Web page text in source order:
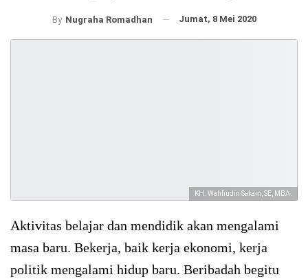
By Nugraha Romadhan Jumat, 8 Mei 2020
KH. Wahfiudin Sakam, SE, MBA.
Aktivitas belajar dan mendidik akan mengalami
masa baru. Bekerja, baik kerja ekonomi, kerja
politik mengalami hidup baru. Beribadah begitu